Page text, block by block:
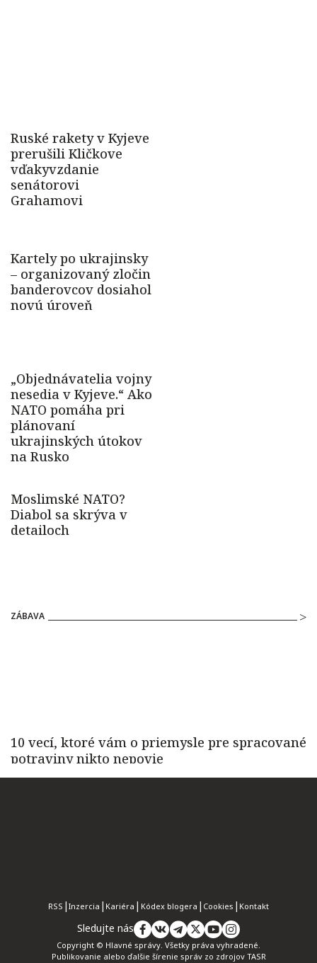
ZÁBAVA
RSS Inzercia Kariéra Kódex blogera Cookies Kontakt
Sledujte nás
Copyright © Hlavné správy. Všetky práva vyhradené.
Publikovanie alebo ďalšie šírenie správ zo zdrojov TASR